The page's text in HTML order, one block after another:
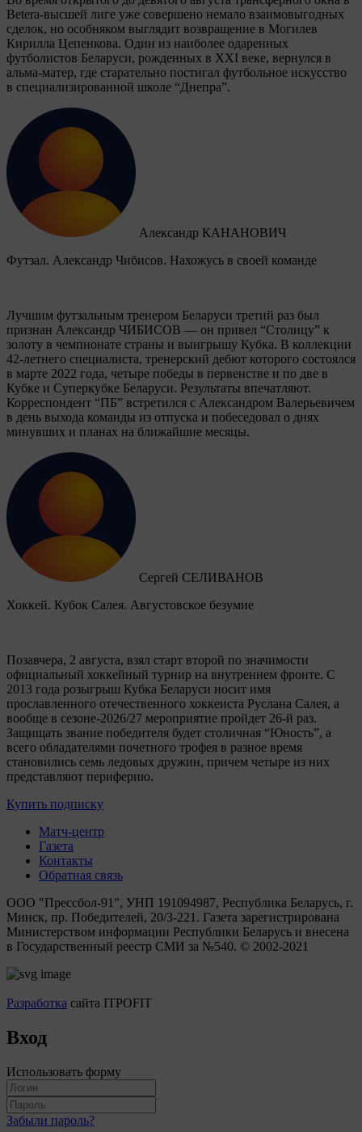
Betera-высшей лиге уже совершено немало взаимовыгодных
сделок, но особняком выглядит возвращение в Могилев
Кирилла Цепенкова. Один из наиболее одаренных
футболистов Беларуси, рожденных в XXI веке, вернулся в
альма-матер, где старательно постигал футбольное искусство
в специализированной школе “Днепра”.
Александр КАНАНОВИЧ
Футзал. Александр Чибисов. Нахожусь в своей команде
Лучшим футзальным тренером Беларуси третий раз был
признан Александр ЧИБИСОВ — он привел “Столицу” к
золоту в чемпионате страны и выигрышу Кубка. В коллекции
42-летнего специалиста, тренерский дебют которого состоялся
в марте 2022 года, четыре победы в первенстве и по две в
Кубке и Суперкубке Беларуси. Результаты впечатляют.
Корреспондент “ПБ” встретился с Александром Валерьевичем
в день выхода команды из отпуска и побеседовал о днях
минувших и планах на ближайшие месяцы.
Сергей СЕЛИВАНОВ
Хоккей. Кубок Салея. Августовское безумие
Позавчера, 2 августа, взял старт второй по значимости
официальный хоккейный турнир на внутреннем фронте. C
2013 года розыгрыш Кубка Беларуси носит имя
прославленного отечественного хоккеиста Руслана Салея, а
вообще в сезоне-2026/27 мероприятие пройдет 26-й раз.
Защищать звание победителя будет столичная “Юность”, а
всего обладателями почетного трофея в разное время
становились семь ледовых дружин, причем четыре из них
представляют периферию.
Купить подписку
Матч-центр
Газета
Контакты
Обратная связь
ООО "Прессбол-91", УНП 191094987, Республика Беларусь, г.
Минск, пр. Победителей, 20/3-221. Газета зарегистрирована
Министерством информации Республики Беларусь и внесена
в Государственный реестр СМИ за №540. © 2002-2021
Разработка сайта ITPOFIT
Вход
Использовать форму
Забыли пароль?